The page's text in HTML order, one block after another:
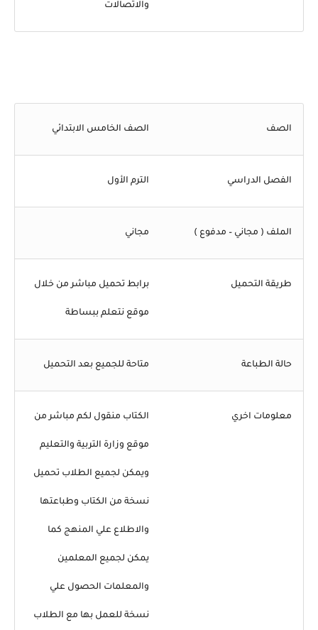
والاتصالات
الصف الصف الخامس الابتدائي
الفصل الدراسي الترم الأول
الملف ( مجاني – مدفوع ) مجاني
طريقة التحميل برابط تحميل مباشر من خلال
موقع نتعلم ببساطة
حالة الطباعة متاحة للجميع بعد التحميل
معلومات اخري الكتاب منقول لكم مباشر من
موقع وزارة التربية والتعليم
ويمكن لجميع الطلاب تحميل
نسخة من الكتاب وطباعتها
والاطلاع علي المنهج كما
يمكن لجميع المعلمين
والمعلمات الحصول علي
نسخة للعمل بها مع الطلاب